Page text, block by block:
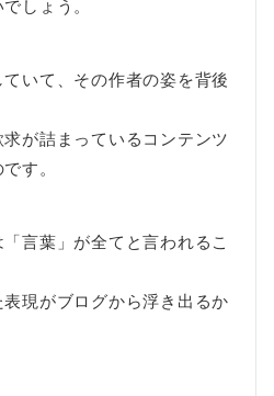
しょう。
いて、その作者の姿を背後
が詰まっているコンテンツ
す。
言葉」が全てと言われるこ
現がブログから浮き出るか